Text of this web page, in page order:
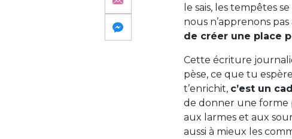
le sais, les tempêtes
nous n’apprenons
de créer une place
Cette écriture
pèse, ce que tu
t’enrichit, c’est un
de donner une forme
aux larmes et aux
aussi à mieux les